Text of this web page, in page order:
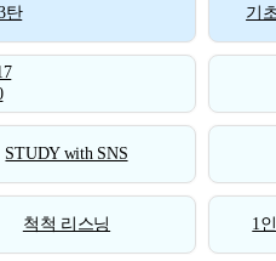
탄 기
STUDY with SNS
척척 리스닝 1